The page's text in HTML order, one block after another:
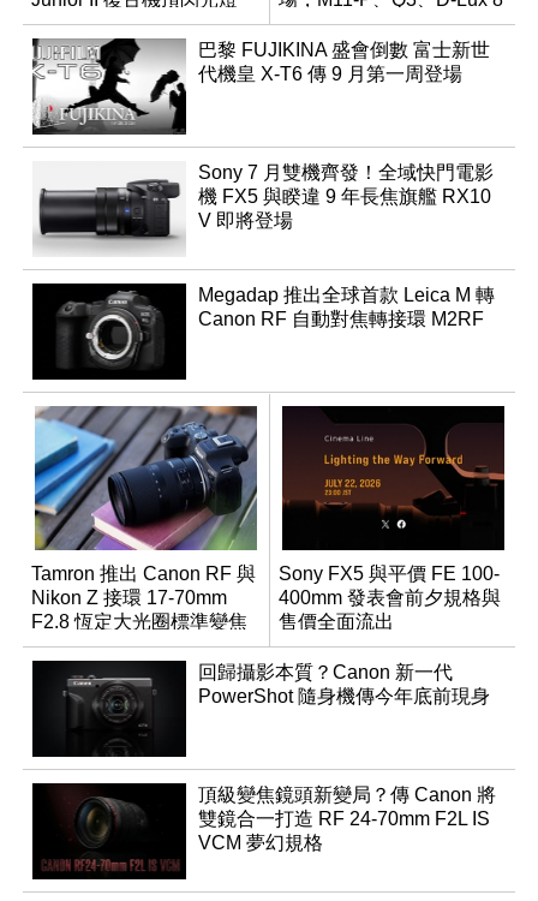
領銜換裝
巴黎 FUJIKINA 盛會倒數 富士新世
代機皇 X-T6 傳 9 月第一周登場
Sony 7 月雙機齊發！全域快門電影
機 FX5 與睽違 9 年長焦旗艦 RX10
V 即將登場
Megadap 推出全球首款 Leica M 轉
Canon RF 自動對焦轉接環 M2RF
Tamron 推出 Canon RF 與
Nikon Z 接環 17-70mm
F2.8 恆定大光圈標準變焦
鏡
Sony FX5 與平價 FE 100-
400mm 發表會前夕規格與
售價全面流出
回歸攝影本質？Canon 新一代
PowerShot 隨身機傳今年底前現身
頂級變焦鏡頭新變局？傳 Canon 將
雙鏡合一打造 RF 24-70mm F2L IS
VCM 夢幻規格